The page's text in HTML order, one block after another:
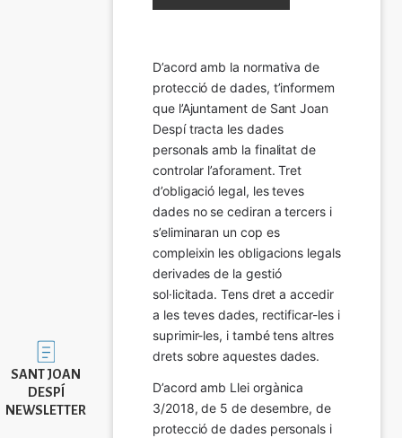
Imatge
SANT JOAN
DESPÍ
NEWSLETTER
D’acord amb la normativa de
protecció de dades, t’informem
que l’Ajuntament de Sant Joan
Despí tracta les dades
personals amb la finalitat de
controlar l’aforament. Tret
d’obligació legal, les teves
dades no se cediran a tercers i
s’eliminaran un cop es
compleixin les obligacions legals
derivades de la gestió
sol·licitada. Tens dret a accedir
a les teves dades, rectificar-les i
suprimir-les, i també tens altres
drets sobre aquestes dades.
D’acord amb Llei orgànica
3/2018, de 5 de desembre, de
protecció de dades personals i